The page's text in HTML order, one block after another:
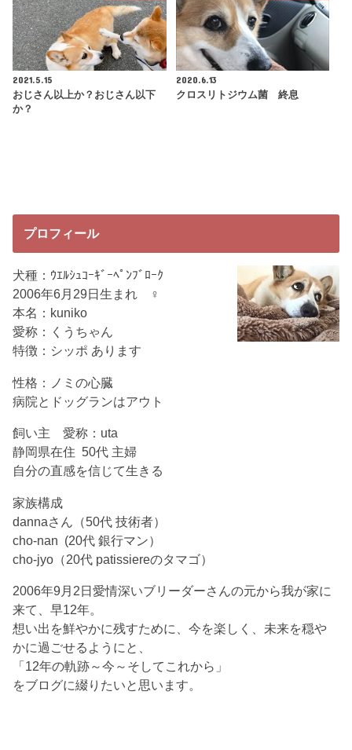
2021.5.15
おじさん以上か？おじさん以下
か？
2020.6.13
クロスリトジウム菌 終息
プロフィール
犬種：ｳｴﾙｼｭｺｰｷﾞｰﾍﾟﾝﾌﾞﾛｰｸ
2006年6月29日生まれ ♀
本名：kuniko
愛称：くうちゃん
特徴：シッポ あります
性格：ノミの心臓
病院とドッグランはアウト
飼い主 愛称：uta
静岡県在住 50代 主婦
自分の直感を信じて生きる
家族構成
dannaさん（50代 技術者）
cho-nan (20代 銀行マン）
cho-jyo（20代 patissiereのタマゴ）
2006年9月2日愛情深いブリーダーさんの元から我が家に
来て、早12年。
想い出を鮮やかに残すために、今を楽しく、未来を穏や
かに過ごせるようにと、
「12年の軌跡～今～そしてこれから」
をブログに綴りたいと思います。